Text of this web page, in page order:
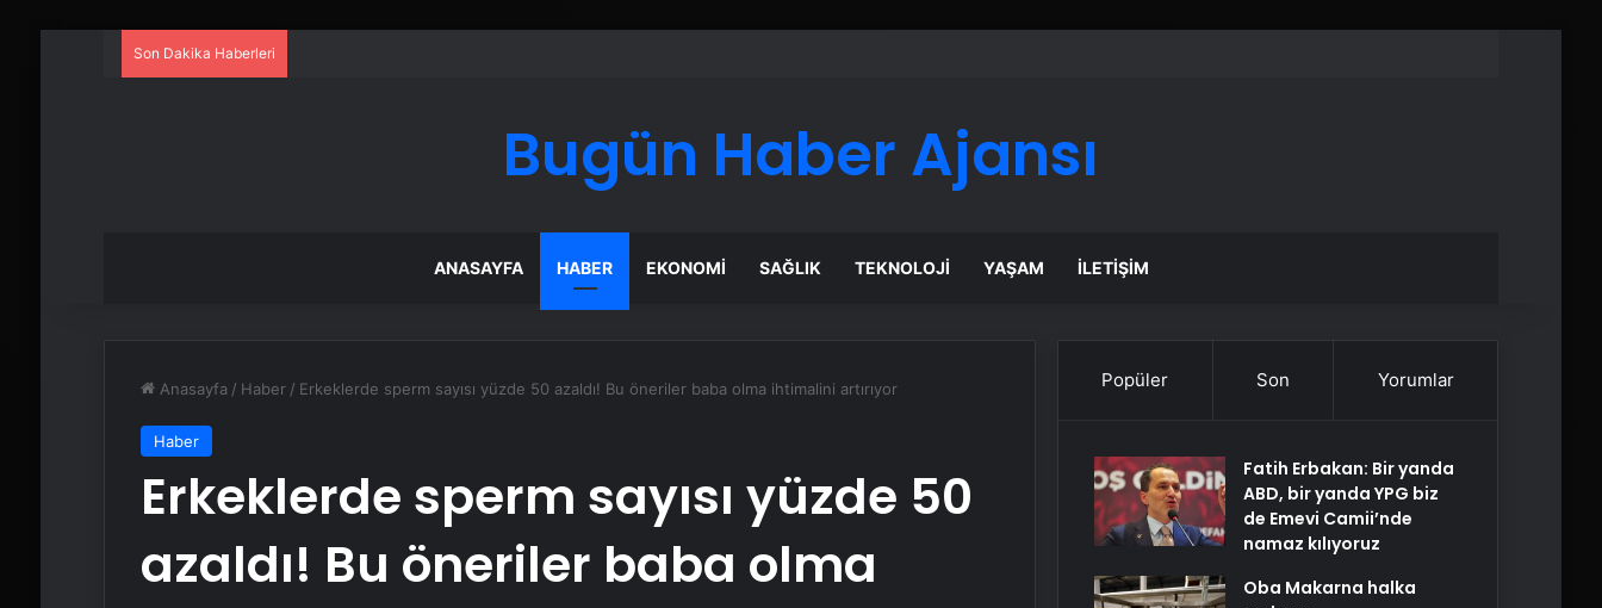
Son Dakika Haberleri
Bugün Haber Ajansı
ANASAYFA HABER EKONOMI SAĞLIK TEKNOLOJI YAŞAM İLETIŞIM
Anasayfa / Haber / Erkeklerde sperm sayısı yüzde 50 azaldı! Bu öneriler baba olma ihtimalini artırıyor
Haber
Erkeklerde sperm sayısı yüzde 50
azaldı! Bu öneriler baba olma
Popüler Son Yorumlar
Fatih Erbakan: Bir yanda
ABD, bir yanda YPG biz
de Emevi Camii’nde
namaz kılıyoruz
Oba Makarna halka